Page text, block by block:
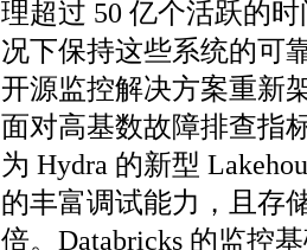
理超过 50 亿个活跃的
况下保持这些系统的可
开源监控解决方案重新
面对高基数故障排查指
为 Hydra 的新型
的丰富调试能力，且存
倍。Databricks 的监控